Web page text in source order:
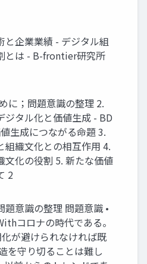
と企業業績 - デジタル組
とは - B-frontier研究所
に；問題意識の整理 2.
ジタル化と価値生成 - BD
生成につながる命題 3.
組織文化との相互作用 4.
文化の役割 5. 新たな価値
2
題意識の整理 問題意識 •
コロナの時代である。
が避けられなければ既
を守り切ることは難し